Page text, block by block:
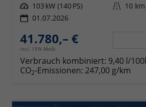
Leistung 103 kW (140 PS) Kilometerstand 10 km
01.07.2026
41.780,– €
incl. 19% MwSt.
Verbrauch kombiniert: 9,40 l/
CO2-Emissionen: 247,00 g/km